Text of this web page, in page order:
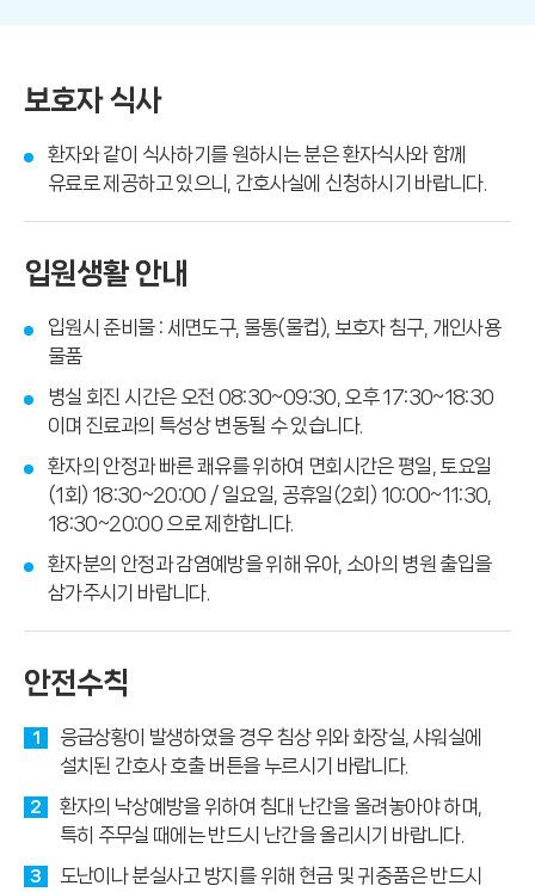
보호자 식사
환자와 같이 식사하기를 원하시는 분은 환자식사와 함께
유료로 제공하고 있으니, 간호사실에 신청하시기 바랍니다.
입원생활 안내
입원시 준비물 : 세면도구, 물통(물컵), 보호자 침구, 개인사용
물품
병실 회진 시간은 오전 08:30~09:30, 오후 17:30~18:30
이며 진료과의 특성상 변동될 수 있습니다.
환자의 안정과 빠른 쾌유를 위하여 면회시간은 평일, 토요일
(1회) 18:30~20:00 / 일요일, 공휴일(2회) 10:00~11:30,
18:30~20:00 으로 제한합니다.
환자분의 안정과 감염예방을 위해 유아, 소아의 병원 출입을
삼가주시기 바랍니다.
안전수칙
1
응급상황이 발생하였을 경우 침상 위와 화장실, 샤워실에
설치된 간호사 호출 버튼을 누르시기 바랍니다.
2
환자의 낙상예방을 위하여 침대 난간을 올려놓아야 하며,
특히 주무실 때에는 반드시 난간을 올리시기 바랍니다.
3
도난이나 분실사고 방지를 위해 현금 및 귀중품은 반드시